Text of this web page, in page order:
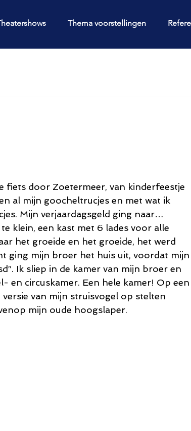
door Zoetermeer, van kinderfeestje
al mijn goocheltrucjes en met wat ik
Mijn verjaardagsgeld ging naar…
klein, een kast met 6 lades voor alle
het groeide en het groeide, het werd
ging mijn broer het huis uit, voordat mijn
Ik sliep in de kamer van mijn broer en
en circuskamer. Een hele kamer! Op een
van mijn struisvogel op stelten
mijn oude hoogslaper.
Thema voorstellingen